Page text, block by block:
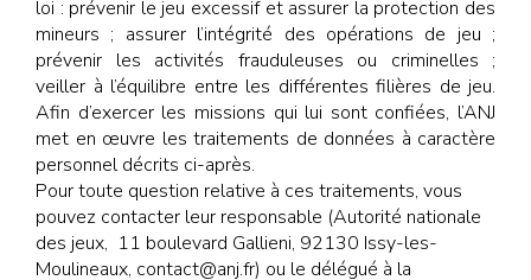
loi : prévenir le jeu excessif et assurer la protection des
mineurs ; assurer l’intégrité des opérations de jeu ;
prévenir les activités frauduleuses ou criminelles ;
veiller à l’équilibre entre les différentes filières de jeu.
Afin d’exercer les missions qui lui sont confiées, l’ANJ
met en œuvre les traitements de données à caractère
personnel décrits ci-après.
Pour toute question relative à ces traitements, vous
pouvez contacter leur responsable (Autorité nationale
des jeux, 11 boulevard Gallieni, 92130 Issy-les-
Moulineaux, contact@anj.fr) ou le délégué à la